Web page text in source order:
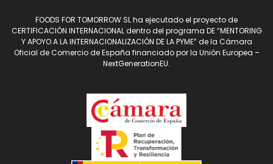
FOODS FOR TOMORROW SL ha ejecutado el proyecto de
CERTIFICACIÓN INTERNACIONAL dentro del programa DE “MENTORING
Y APOYO A LA INTERNACIONALIZACIÓN DE LA PYME” de la Cámara
Oficial de Comercio de España financiado por la Unión Europea –
NextGenerationEU.